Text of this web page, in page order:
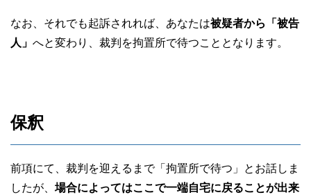
なお、それでも起訴されれば、あなたは被疑者から「被告
人」 へと変わり、裁判を拘置所で待つこととなります。
保釈
前項にて、裁判を迎えるまで「拘置所で待つ」とお話しま
したが、 場合によってはここで一端自宅に戻ることが出来